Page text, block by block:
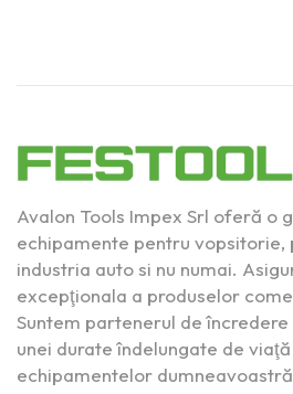
şlefuit (mm)
80x130 (1)
80x400(0)
Acumulator(0)
Avalon Tools Impex Srl oferă o
echipamente pentru vopsitorie,
industria auto si nu numai.
excepţionala a produselor
Suntem partenerul de
unei durate îndelungate de
echipamentelor